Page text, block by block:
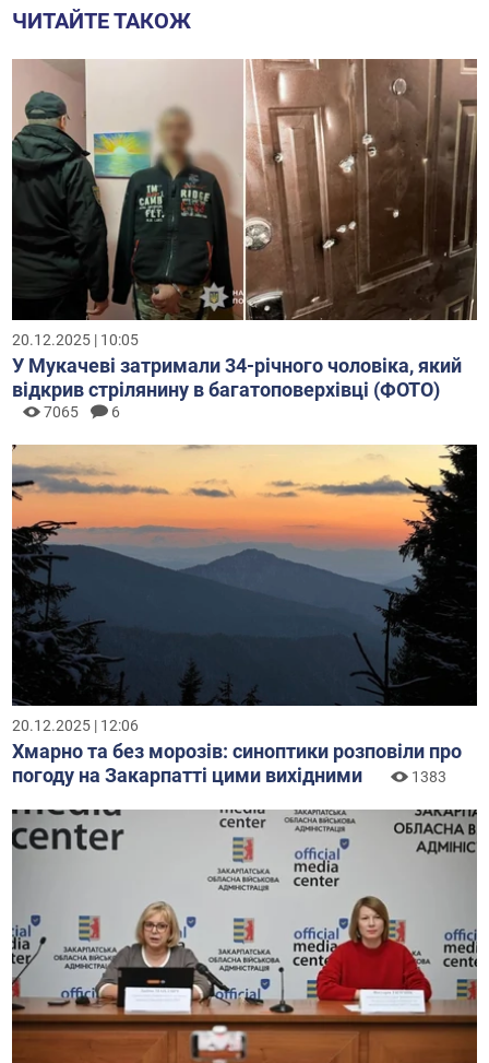
ЧИТАЙТЕ ТАКОЖ
20.12.2025 | 10:05
У Мукачеві затримали 34-річного чоловіка, який
відкрив стрілянину в багатоповерхівці (ФОТО)
7065 6
20.12.2025 | 12:06
Хмарно та без морозів: синоптики розповіли про
погоду на Закарпатті цими вихідними
1383